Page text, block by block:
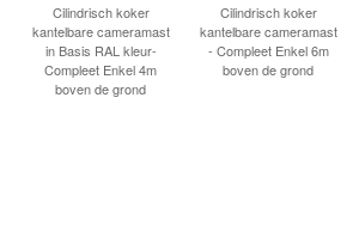
Cilindrisch koker
kantelbare cameramast
in Basis RAL kleur-
Compleet Enkel 4m
boven de grond
Cilindrisch koker
kantelbare cameramast
- Compleet Enkel 6m
boven de grond